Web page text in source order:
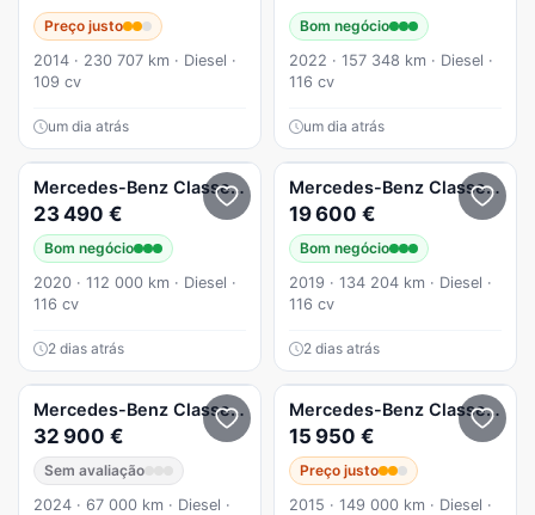
Preço justo
2014 · 230 707 km · Diesel ·
109 cv
um dia atrás
Bom negócio
2022 · 157 348 km · Diesel ·
116 cv
um dia atrás
Mercedes-Benz Classe A A 180 d Style Aut.
23 490 €
Bom negócio
2020 · 112 000 km · Diesel ·
116 cv
2 dias atrás
Mercedes-Benz Classe A
19 600 €
Bom negócio
2019 · 134 204 km · Diesel ·
116 cv
2 dias atrás
Mercedes-Benz Classe A A 180 Limousine d
32 900 €
Sem avaliação
2024 · 67 000 km · Diesel ·
Mercedes-Benz Classe A
15 950 €
Preço justo
2015 · 149 000 km · Diesel ·